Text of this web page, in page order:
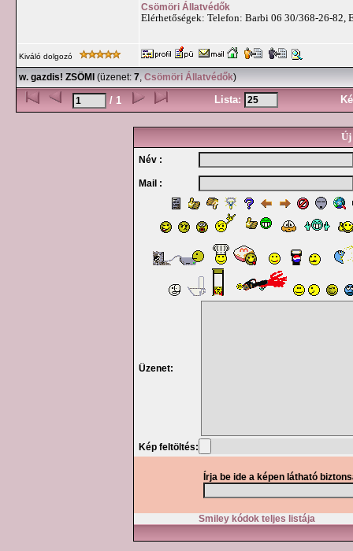
Csömöri Állatvédők
Elérhetőségek: Telefon: Barbi 06 30/368-26-82,
Kiváló dolgozó
w. gazdis! ZSÖMI (üzenet: 7, Csömöri Állatvédők)
/ 1 Lista:
Új
Név :
Mail :
Üzenet:
Kép feltöltés:
Írja be ide a képen látható
Smiley kódok teljes listája